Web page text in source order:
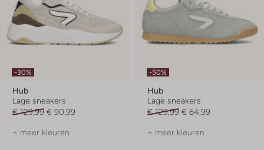
-30%
Hub
Lage sneakers
€ 129,99 € 90,99
+ meer kleuren
-50%
Hub
Lage sneakers
€ 129,99 € 64,99
+ meer kleuren